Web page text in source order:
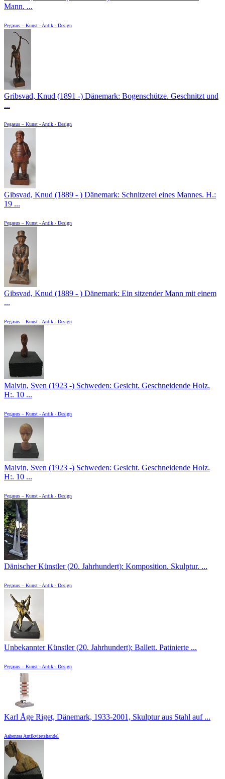
Mann. ...
Pegasus – Kunst - Antik - Design
Gribsvad, Knud (1891 -) Dänemark: Bogenschütze. Geschnitzt und
...
Pegasus – Kunst - Antik - Design
Gibsvad, Knud (1889 - ) Dänemark: Schnitzerei eines Mannes. H.:
19 ...
Pegasus – Kunst - Antik - Design
Gibsvad, Knud (1889 - ) Dänemark: Ein sitzender Mann mit einem
...
Pegasus – Kunst - Antik - Design
Malvin, Sven (1923 -) Schweden: Gesicht. Geschneidende Holz.
H:. 10 ...
Pegasus – Kunst - Antik - Design
Malvin, Sven (1923 -) Schweden: Gesicht. Geschneidende Holz.
H:. 10 ...
Pegasus – Kunst - Antik - Design
Dänischer Künstler (20. Jahrhundert): Komposition. Skulptur. ...
Pegasus – Kunst - Antik - Design
Unbekannter Künstler (20. Jahrhundert): Ballett. Patinierte ...
Pegasus – Kunst - Antik - Design
Karl Åge Riget, Dänemark, 1933-2001, Skulptur aus Stahl auf ...
Aabenraa Antikvitetshandel